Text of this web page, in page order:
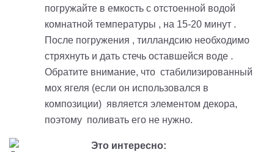
погружайте в емкость с отстоенной водой
комнатной температуры , на 15-20 минут .
После погружения , тилландсию необходимо
стряхнуть и дать стечь оставшейся воде .
Обратите внимание, что стабилизированный
мох ягеля (если он использовался в
композиции) является элементом декора,
поэтому поливать его не нужно.
Это интересно: